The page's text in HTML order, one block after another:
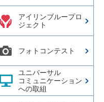
アイリンブループロ
ジェクト
フォトコンテスト
ユニバーサル
コミュニケーション
への取組